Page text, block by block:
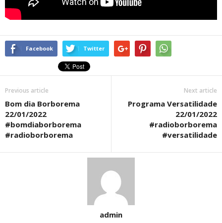
Facebook Twitter
Previous article
Bom dia Borborema
22/01/2022
#bomdiaborborema
#radioborborema
Next article
Programa Versatilidade
22/01/2022
#radioborborema
#versatilidade
admin